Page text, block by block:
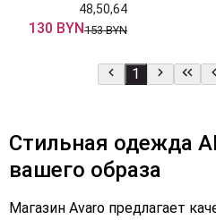
48,50,64
130 BYN153 BYN
1
Стильная одежда
вашего образа
Магазин Avaro предлагает